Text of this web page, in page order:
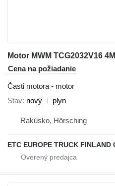
Motor MWM TCG2032V16
Cena na požiadanie
Časti motora - motor
Stav nový plyn
Rakúsko, Hörsching
ETC EUROPE TRUCK FINLAND